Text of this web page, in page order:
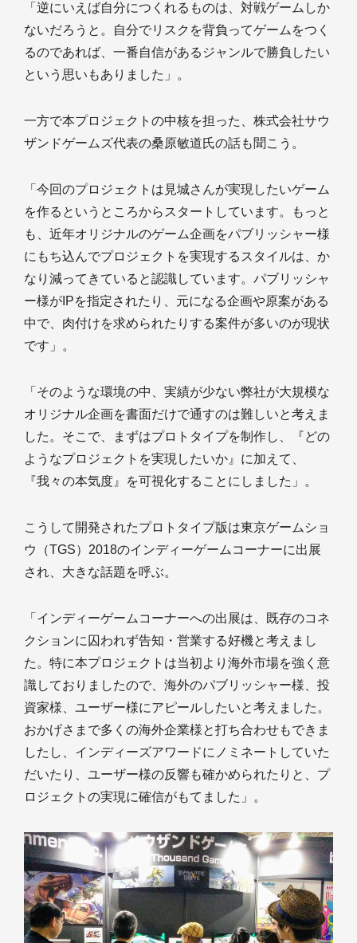
「逆にいえば自分につくれるものは、対戦ゲームしか
ないだろうと。自分でリスクを背負ってゲームをつく
るのであれば、一番自信があるジャンルで勝負したい
という思いもありました」。
一方で本プロジェクトの中核を担った、株式会社サウ
ザンドゲームズ代表の桑原敏道氏の話も聞こう。
「今回のプロジェクトは見城さんが実現したいゲーム
を作るというところからスタートしています。もっと
も、近年オリジナルのゲーム企画をパブリッシャー様
にもち込んでプロジェクトを実現するスタイルは、か
なり減ってきていると認識しています。パブリッシャ
ー様がIPを指定されたり、元になる企画や原案がある
中で、肉付けを求められたりする案件が多いのが現状
です」。
「そのような環境の中、実績が少ない弊社が大規模な
オリジナル企画を書面だけで通すのは難しいと考えま
した。そこで、まずはプロトタイプを制作し、『どの
ようなプロジェクトを実現したいか』に加えて、
『我々の本気度』を可視化することにしました」。
こうして開発されたプロトタイプ版は東京ゲームショ
ウ（TGS）2018のインディーゲームコーナーに出展
され、大きな話題を呼ぶ。
「インディーゲームコーナーへの出展は、既存のコネ
クションに囚われず告知・営業する好機と考えまし
た。特に本プロジェクトは当初より海外市場を強く意
識しておりましたので、海外のパブリッシャー様、投
資家様、ユーザー様にアピールしたいと考えました。
おかげさまで多くの海外企業様と打ち合わせもできま
したし、インディーズアワードにノミネートしていた
だいたり、ユーザー様の反響も確かめられたりと、プ
ロジェクトの実現に確信がもてました」。